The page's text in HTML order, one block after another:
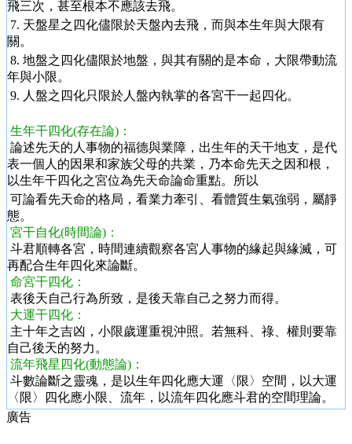
飛三次，甚至根本不應該去飛。
7. 天盤星之四化儘限於天盤內去飛，而與本生年與大限有
關。
8. 地盤之四化儘限於地盤，與其有關的是本命，大限帶動流
年與小限。
9. 人盤之四化只限於人盤內執掌的各宮干一起四化。
生年干四化(存在論)：
論述先天的人事物的福德與業障，出生年的天干地支，是代
表一個人的因果和家族父母的共業，乃本命先天之因和根，
以生年干四化之宮位為先天命論命重點。所以
可論看先天命的格局，看業力牽引、看體質生氣強弱，屬靜
態。
宮干自化(時間論)：
斗君順轉各宮，時間連續觀察各宮人事物的緣起與緣滅，可
再配合生年四化來論斷。
命宮干四化：
表後天自己行為所致，是後天靠自己之努力而得。
大運干四化：
主十年之吉凶，小限歲運重視沖照。若無科、祿、權則要靠
自己後天的努力。
流年飛星四化(動態論)：
斗數論斷之靈魂，是以生年四化應大運〈限〉空間，以大運
〈限〉四化應小限、流年，以流年四化應斗君的空間理論。
廣告